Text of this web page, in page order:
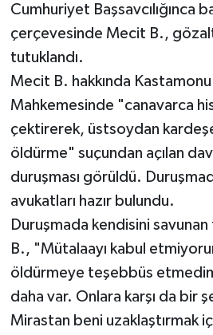
Cumhuriyet Başsavcılığınca
çerçevesinde Mecit B.,
tutuklandı.
Mecit B. hakkında Kastamonu
Mahkemesinde "canavarca
çektirerek, üstsoydan
öldürme" suçundan açılan
duruşması görüldü.
avukatları hazır bulundu.
Duruşmada kendisini
B., "Mütalaayı kabul
öldürmeye teşebbüs
daha var. Onlara karşı da bir
Mirastan beni uzaklaştırmak